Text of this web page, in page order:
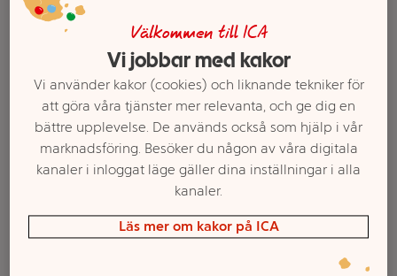
Välj butik och handla
Sortimentet kan variera mellan butikerna
Välkommen till ICA
Vi jobbar med kakor
Vi använder kakor (cookies) och liknande tekniker för
att göra våra tjänster mer relevanta, och ge dig en
bättre upplevelse. De används också som hjälp i vår
marknadsföring. Besöker du någon av våra digitala
kanaler i inloggat läge gäller dina inställningar i alla
kanaler.
Läs mer om kakor på ICA